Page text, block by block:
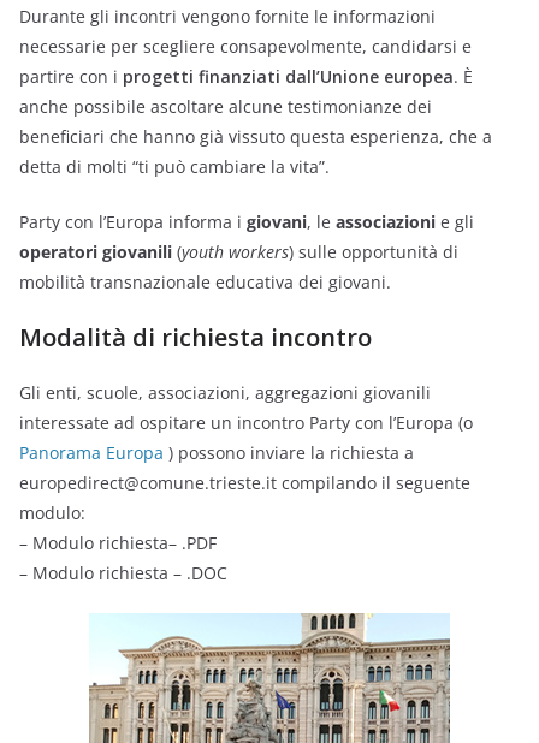
Durante gli incontri vengono fornite le informazioni
necessarie per scegliere consapevolmente, candidarsi e
partire con i progetti finanziati dall’Unione europea. È
anche possibile ascoltare alcune testimonianze dei
beneficiari che hanno già vissuto questa esperienza, che a
detta di molti “ti può cambiare la vita”.
Party con l’Europa informa i giovani, le associazioni e gli
operatori giovanili (youth workers) sulle opportunità di
mobilità transnazionale educativa dei giovani.
Modalità di richiesta incontro
Gli enti, scuole, associazioni, aggregazioni giovanili
interessate ad ospitare un incontro Party con l’Europa (o
Panorama Europa ) possono inviare la richiesta a
europedirect@comune.trieste.it compilando il seguente
modulo:
– Modulo richiesta– .PDF
– Modulo richiesta – .DOC